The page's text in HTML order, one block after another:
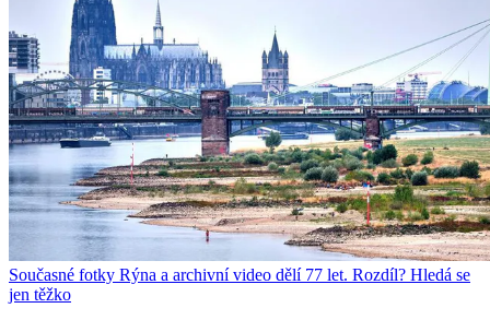
Současné fotky Rýna a archivní video dělí 77 let. Rozdíl? Hledá se
jen těžko